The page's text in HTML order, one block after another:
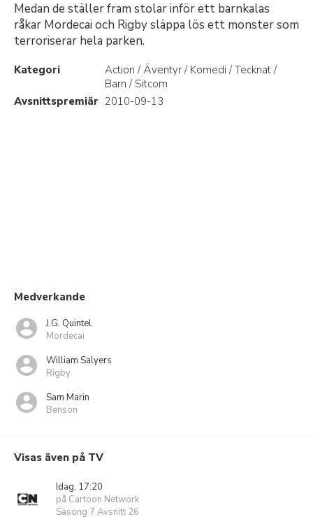
Medan de ställer fram stolar inför ett barnkalas
råkar Mordecai och Rigby släppa lös ett monster som
terroriserar hela parken.
Kategori
Action / Äventyr / Komedi / Tecknat /
Barn / Sitcom
Avsnittspremiär 2010-09-13
Medverkande
J.G. Quintel
Mordecai
William Salyers
Rigby
Sam Marin
Benson
Visas även på TV
Idag, 17:20
på Cartoon Network
Säsong 7 Avsnitt 26